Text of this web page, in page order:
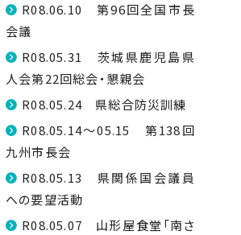
R08.06.10 第96回全国市長
会議
R08.05.31 茨城県鹿児島県
人会第22回総会・懇親会
R08.05.24 県総合防災訓練
R08.05.14～05.15 第138回
九州市長会
R08.05.13 県関係国会議員
への要望活動
R08.05.07 山形屋食堂「南さ